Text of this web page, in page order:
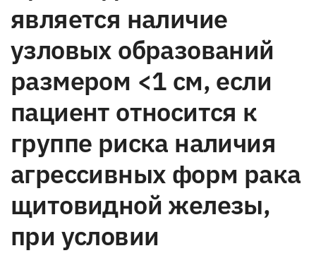
является наличие
узловых образований
размером <1 см, если
пациент относится к
группе риска наличия
агрессивных форм рака
щитовидной железы,
при условии